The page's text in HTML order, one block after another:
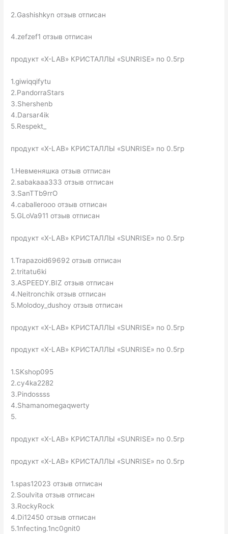
2.Gashishkyn отзыв отписан
4.zefzef1 отзыв отписан
продукт «X-LAB» КРИСТАЛЛЫ «SUNRISE» по 0.5гр
1.giwiqqifytu
2.PandorraStars
3.Shershenb
4.Darsar4ik
5.Respekt_
продукт «X-LAB» КРИСТАЛЛЫ «SUNRISE» по 0.5гр
1.Невменяшка отзыв отписан
2.sabakaaa333 отзыв отписан
3.SanTTb9rrO
4.caballerooo отзыв отписан
5.GLoVa911 отзыв отписан
продукт «X-LAB» КРИСТАЛЛЫ «SUNRISE» по 0.5гр
1.Trapazoid69692 отзыв отписан
2.tritatu6ki
3.ASPEEDY.BIZ отзыв отписан
4.Neitronchik отзыв отписан
5.Molodoy_dushoy отзыв отписан
продукт «X-LAB» КРИСТАЛЛЫ «SUNRISE» по 0.5гр
продукт «X-LAB» КРИСТАЛЛЫ «SUNRISE» по 0.5гр
1.SKshop095
2.cy4ka2282
3.Pindossss
4.Shamanomegaqwerty
5.
продукт «X-LAB» КРИСТАЛЛЫ «SUNRISE» по 0.5гр
продукт «X-LAB» КРИСТАЛЛЫ «SUNRISE» по 0.5гр
1.spas12023 отзыв отписан
2.Soulvita отзыв отписан
3.RockyRock
4.Di12450 отзыв отписан
5.1nfecting.1nc0gnit0